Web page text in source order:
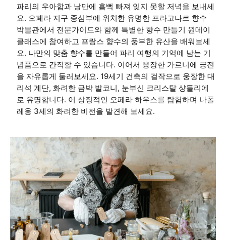
파리의 우아함과 낭만에 흠뻑 빠져 잊지 못할 저녁을 보내세
요. 오페라 지구 중심부에 위치한 유명한 프라고나르 향수
박물관에서 전문가이드와 함께 특별한 향수 만들기 원데이
클래스에 참여하고 프랑스 향수의 풍부한 유산을 배워보세
요. 나만의 맞춤 향수를 만들어 파리 여행의 기억에 남는 기
념품으로 간직할 수 있습니다. 이어서 웅장한 가르니에 궁전
을 자유롭게 둘러보세요. 19세기 건축의 걸작으로 웅장한 대
리석 계단, 화려한 금박 발코니, 눈부신 크리스탈 샹들리에
로 유명합니다. 이 상징적인 오페라 하우스를 탐험하며 나폴
레옹 3세의 화려한 비전을 발견해 보세요.